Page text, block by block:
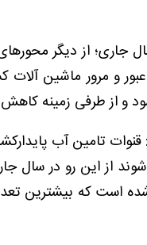
به طول 29 کیلومتر در سال
و مرور ماشین آلات
و از طرفی زمینه
تامین آب
است که بیشترین